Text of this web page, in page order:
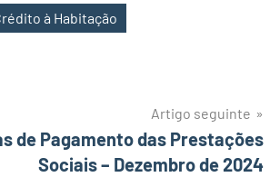
à Habitação
Artigo seguinte
de Pagamento das Prestações
Sociais – Dezembro de 2024